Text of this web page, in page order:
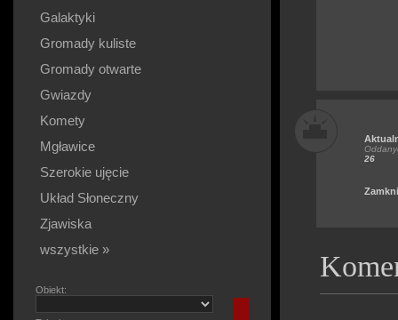
Galaktyki
Gromady kuliste
Gromady otwarte
Gwiazdy
Komety
Mgławice
Szerokie ujęcie
Układ Słoneczny
Zjawiska
wszystkie »
Obiekt:
26